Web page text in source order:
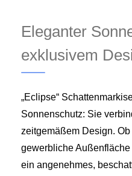
Eleganter
exklusivem
„Eclipse“
Sonnenschutz: Sie
zeitgemäßem Design.
gewerbliche
ein angenehmes,